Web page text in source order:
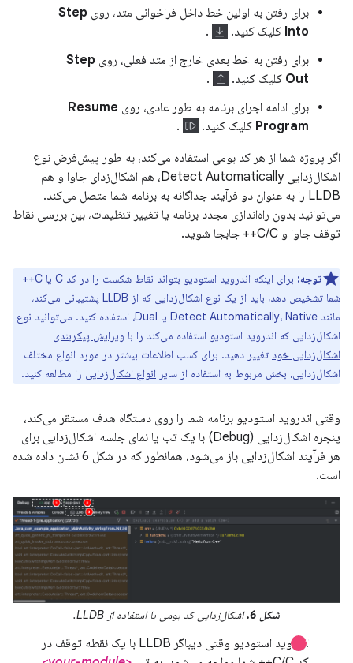
برای رفتن به اولین خط داخل فراخوانی متد، روی Step
Into کلیک کنید.
.
برای رفتن به خط بعدی خارج از متد فعلی، روی Step
Out کلیک کنید.
.
برای ادامه اجرای برنامه به طور عادی، روی Resume
Program کلیک کنید.
.
اگر پروژه شما از هر کد بومی استفاده می‌کند، به طور پیش‌فرض نوع
اشکال‌زدایی Detect Automatically، هم اشکال‌زدای جاوا و هم
LLDB را به عنوان دو فرآیند جداگانه به برنامه شما متصل می‌کند.
می‌توانید بدون راه‌اندازی مجدد برنامه یا تغییر تنظیمات، بین بررسی نقاط
توقف جاوا و C/C++ جابجا شوید.
توجه:
برای اینکه اندروید استودیو بتواند نقاط شکست را در کد C یا C++
شما تشخیص دهد، باید از یک نوع اشکال‌زدایی که از LLDB پشتیبانی می‌کند،
مانند Detect Automatically، Native یا Dual، استفاده کنید. می‌توانید نوع
اشکال‌زدایی که اندروید استودیو استفاده می‌کند را با ویرایش پیکربندی
اشکال‌زدایی خود تغییر دهید. برای کسب اطلاعات بیشتر در مورد انواع مختلف
اشکال‌زدایی، بخش مربوط به استفاده از سایر انواع اشکال‌زدایی را مطالعه کنید.
وقتی اندروید استودیو برنامه شما را روی دستگاه هدف مستقر می‌کند،
پنجره اشکال‌زدایی (Debug) با یک تب یا نمای جلسه اشکال‌زدایی برای
هر فرآیند اشکال‌زدایی باز می‌شود، همانطور که در شکل 6 نشان داده شده
است.
شکل 6. اشکال‌زدایی کد بومی با استفاده از LLDB.
اندروید استودیو وقتی دیباگر LLDB با یک نقطه توقف در